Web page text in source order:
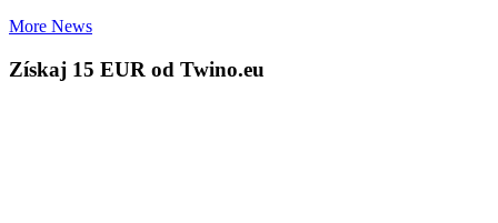
More News
Získaj 15 EUR od Twino.eu